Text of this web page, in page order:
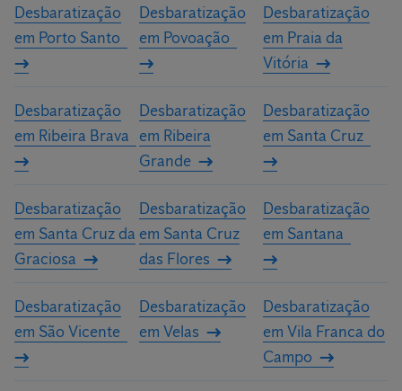
Desbaratização
em Porto Santo
Desbaratização
em Povoação
Desbaratização
em Praia da
Vitória
Desbaratização
em Ribeira Brava
Desbaratização
em Ribeira
Grande
Desbaratização
em Santa Cruz
Desbaratização
em Santa Cruz da
Graciosa
Desbaratização
em Santa Cruz
das Flores
Desbaratização
em Santana
Desbaratização
em São Vicente
Desbaratização
em Velas
Desbaratização
em Vila Franca do
Campo